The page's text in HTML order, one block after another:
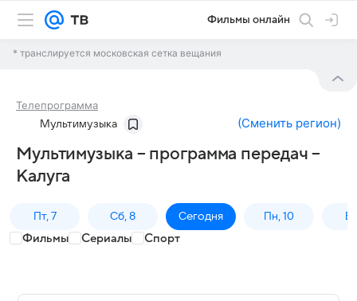
Фильмы онлайн
* транслируется московская сетка вещания
Телепрограмма
Мультимузыка (Сменить регион)
Мультимузыка – программа передач –
Калуга
Пт, 7 Сб, 8 Сегодня Пн, 10
Фильмы Сериалы Спорт